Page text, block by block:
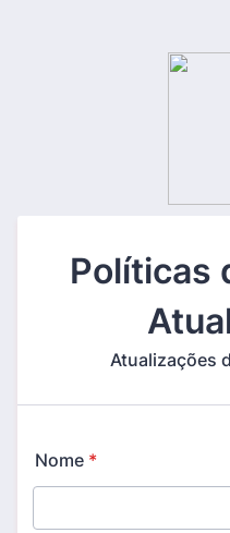
Políticas
Atualizações
Nome *